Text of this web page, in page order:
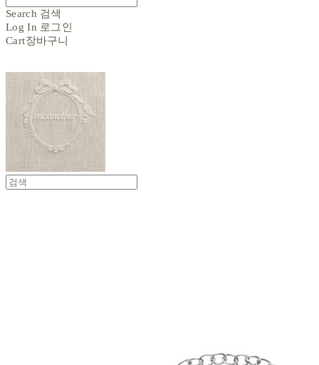
Search 검색
Log In 로그인
Cart장바구니